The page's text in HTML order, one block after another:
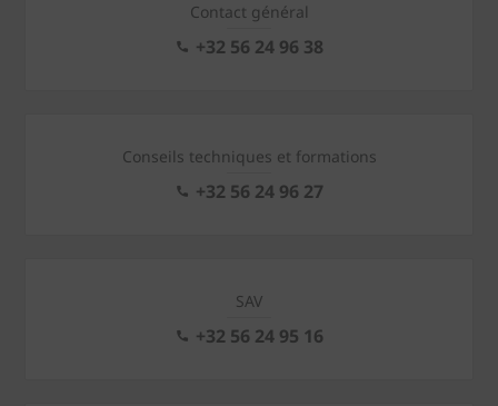
Contact général
+32 56 24 96 38
Conseils techniques et formations
+32 56 24 96 27
SAV
+32 56 24 95 16